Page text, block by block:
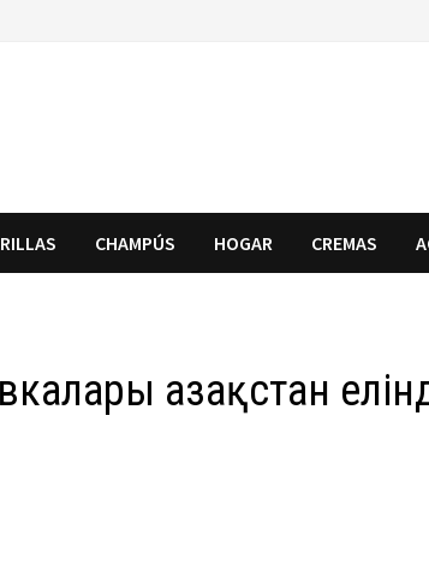
CHAMPÚS HOGAR CREMAS
Қазақстан